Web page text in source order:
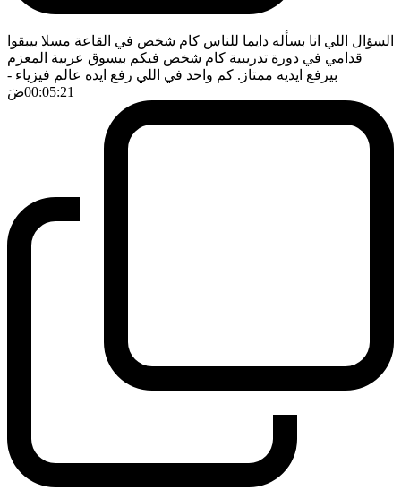
السؤال اللي انا بسأله دايما للناس كام شخص في القاعة مسلا بيبقوا
قدامي في دورة تدريبية كام شخص فيكم بيسوق عربية المعزم
بيرفع ايديه ممتاز. كم واحد في اللي رفع ايده عالم فيزياء -
00:05:21ضَ